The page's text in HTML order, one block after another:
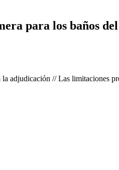
para los baños
adjudicación // Las limitaciones